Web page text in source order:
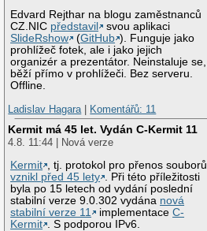
Edvard Rejthar na blogu zaměstnanců
CZ.NIC představil
svou aplikaci
SlideRshow
(GitHub ). Funguje jako
prohlížeč fotek, ale i jako jejich
organizér a prezentátor. Neinstaluje se,
běží přímo v prohlížeči. Bez serveru.
Offline.
Ladislav Hagara | Komentářů: 11
Kermit má 45 let. Vydán C-Kermit 11
4.8. 11:44 | Nová verze
Kermit
, tj. protokol pro přenos souborů,
vznikl před 45 lety
. Při této příležitosti
byla po 15 letech od vydání poslední
stabilní verze 9.0.302 vydána nová
stabilní verze 11
implementaceC-
Kermit
. S podporou IPv6.